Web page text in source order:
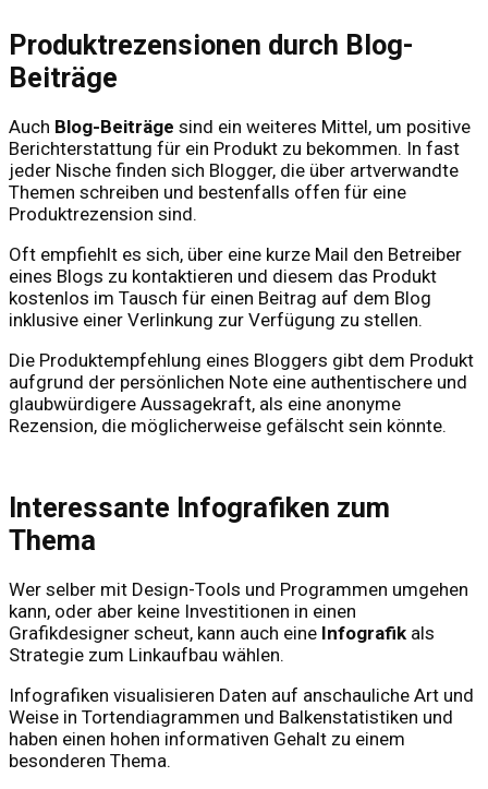
Produktrezensionen durch Blog-
Beiträge
Auch Blog-Beiträge sind ein weiteres Mittel, um positive
Berichterstattung für ein Produkt zu bekommen. In fast
jeder Nische finden sich Blogger, die über artverwandte
Themen schreiben und bestenfalls offen für eine
Produktrezension sind.
Oft empfiehlt es sich, über eine kurze Mail den Betreiber
eines Blogs zu kontaktieren und diesem das Produkt
kostenlos im Tausch für einen Beitrag auf dem Blog
inklusive einer Verlinkung zur Verfügung zu stellen.
Die Produktempfehlung eines Bloggers gibt dem Produkt
aufgrund der persönlichen Note eine authentischere und
glaubwürdigere Aussagekraft, als eine anonyme
Rezension, die möglicherweise gefälscht sein könnte.
Interessante Infografiken zum
Thema
Wer selber mit Design-Tools und Programmen umgehen
kann, oder aber keine Investitionen in einen
Grafikdesigner scheut, kann auch eine Infografik als
Strategie zum Linkaufbau wählen.
Infografiken visualisieren Daten auf anschauliche Art und
Weise in Tortendiagrammen und Balkenstatistiken und
haben einen hohen informativen Gehalt zu einem
besonderen Thema.